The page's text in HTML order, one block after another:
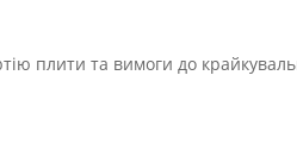
плити та вимоги до